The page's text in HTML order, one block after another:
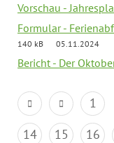
Vorschau -
Formular -
140 kB
05.11.2024
Bericht - Der
1
14
15 16